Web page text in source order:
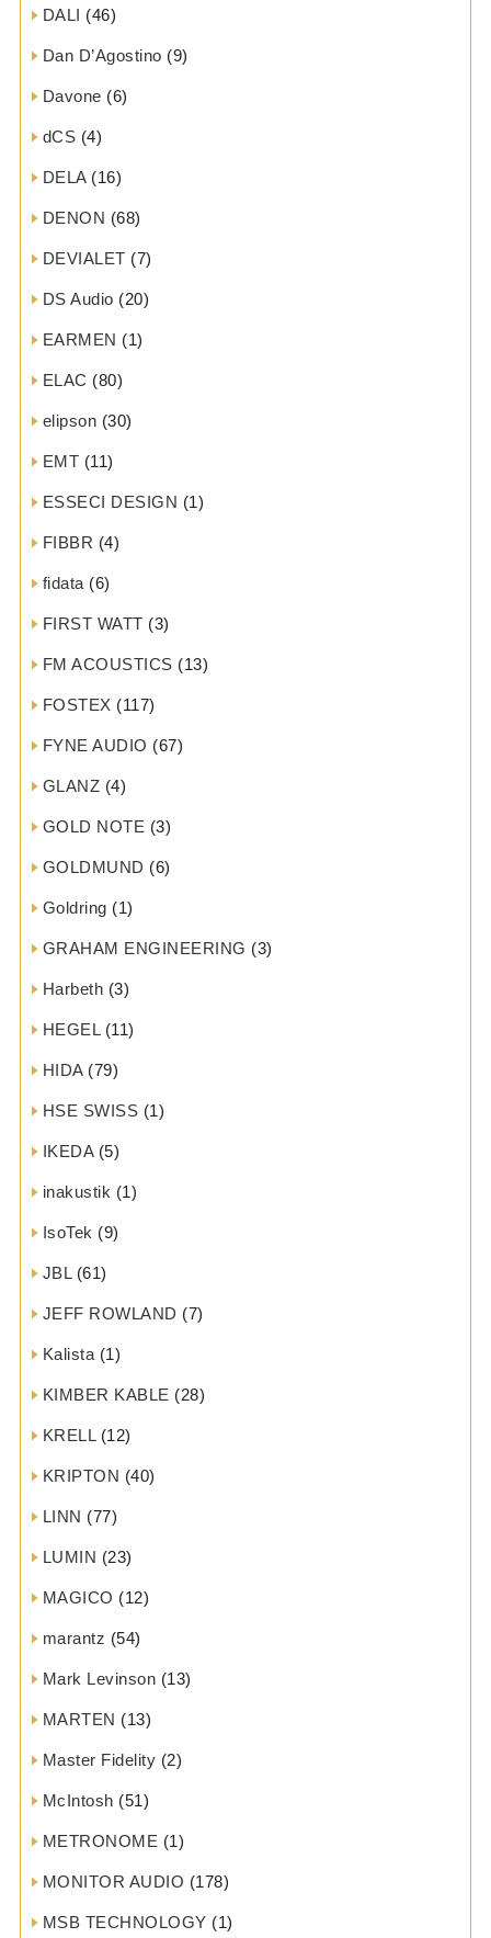
DALI (46)
Dan D’Agostino (9)
Davone (6)
dCS (4)
DELA(16)
DENON (68)
DEVIALET (7)
DS Audio (20)
EARMEN (1)
ELAC (80)
elipson (30)
EMT (11)
ESSECI DESIGN (1)
FIBBR (4)
fidata (6)
FIRST WATT (3)
FM ACOUSTICS (13)
FOSTEX (117)
FYNE AUDIO (67)
GLANZ (4)
GOLD NOTE (3)
GOLDMUND (6)
Goldring (1)
GRAHAM ENGINEERING (3)
Harbeth (3)
HEGEL(11)
HIDA(79)
HSE SWISS (1)
IKEDA(5)
inakustik (1)
IsoTek (9)
JBL(61)
JEFF ROWLAND (7)
Kalista (1)
KIMBER KABLE (28)
KRELL(12)
KRIPTON (40)
LINN (77)
LUMIN (23)
MAGICO (12)
marantz (54)
Mark Levinson (13)
MARTEN (13)
Master Fidelity (2)
McIntosh (51)
METRONOME (1)
MONITOR AUDIO (178)
MSB TECHNOLOGY (1)